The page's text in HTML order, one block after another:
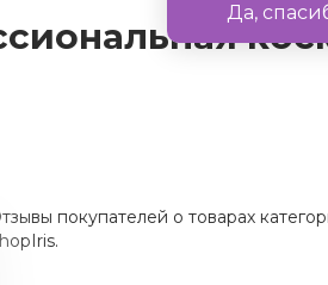
Да,
покупателей о товарах